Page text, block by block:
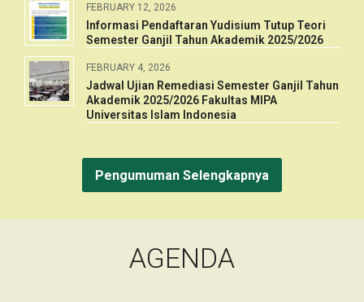
FEBRUARY 12, 2026
Informasi Pendaftaran Yudisium Tutup Teori
Semester Ganjil Tahun Akademik 2025/2026
FEBRUARY 4, 2026
Jadwal Ujian Remediasi Semester Ganjil Tahun
Akademik 2025/2026 Fakultas MIPA
Universitas Islam Indonesia
Pengumuman Selengkapnya
AGENDA